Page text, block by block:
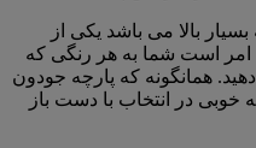
بسیار بالا می باشد یکی از
امر است شما به هر رنگی که
همانگونه که پارچه جودون
خوبی در انتخاب با دست باز